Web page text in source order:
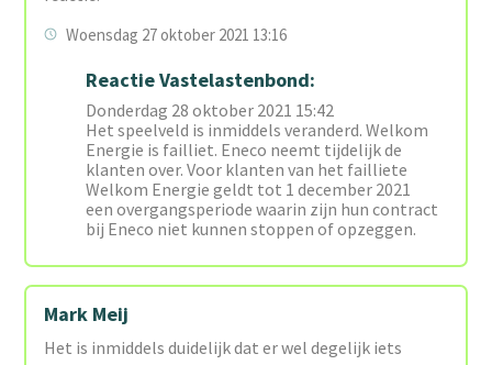
Woensdag 27 oktober 2021 13:16
Reactie Vastelastenbond:
Donderdag 28 oktober 2021 15:42
Het speelveld is inmiddels veranderd. Welkom
Energie is failliet. Eneco neemt tijdelijk de
klanten over. Voor klanten van het failliete
Welkom Energie geldt tot 1 december 2021
een overgangsperiode waarin zijn hun contract
bij Eneco niet kunnen stoppen of opzeggen.
Mark Meij
Het is inmiddels duidelijk dat er wel degelijk iets